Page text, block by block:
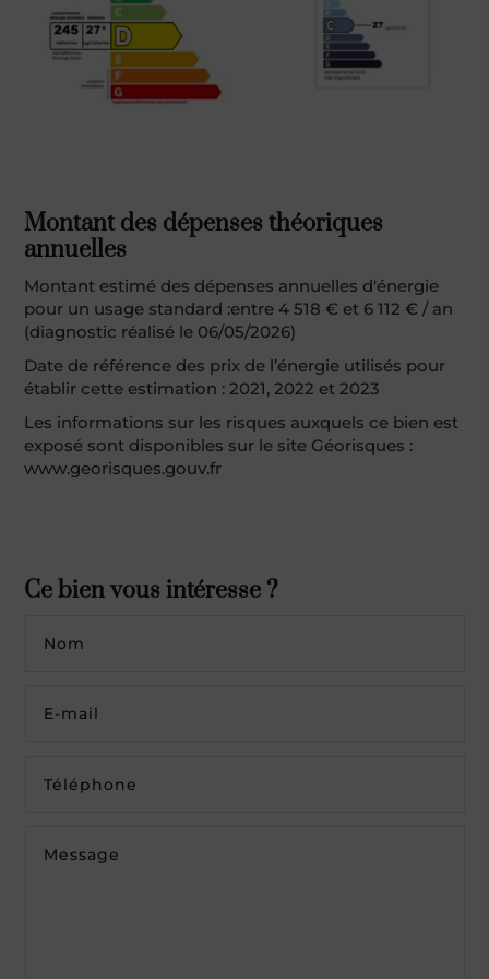
Montant des dépenses théoriques
annuelles
Montant estimé des dépenses annuelles d'énergie
pour un usage standard :entre 4 518 € et 6 112 € / an
(diagnostic réalisé le 06/05/2026)
Date de référence des prix de l’énergie utilisés pour
établir cette estimation : 2021, 2022 et 2023
Les informations sur les risques auxquels ce bien est
exposé sont disponibles sur le site Géorisques :
www.georisques.gouv.fr
Ce bien vous intéresse ?